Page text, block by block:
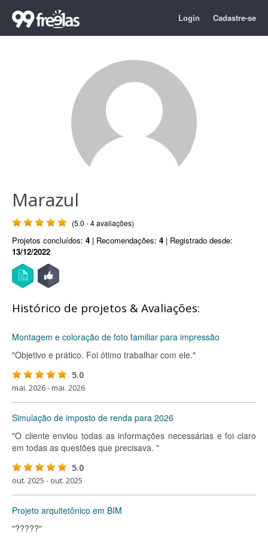
Login Cadastre-se
Marazul
(5.0 - 4 avaliações)
Projetos concluídos: 4 | Recomendações: 4 | Registrado desde:
13/12/2022
Histórico de projetos & Avaliações:
Montagem e coloração de foto familiar para impressão
"Objetivo e prático. Foi ótimo trabalhar com ele."
5.0
mai. 2026 - mai. 2026
Simulação de imposto de renda para 2026
"O cliente enviou todas as informações necessárias e foi claro
em todas as questões que precisava. "
5.0
out. 2025 - out. 2025
Projeto arquitetônico em BIM
"?????"